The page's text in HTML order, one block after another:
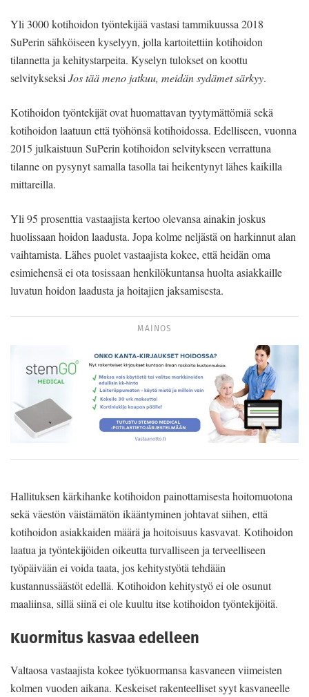
Yli 3000 kotihoidon työntekijää vastasi tammikuussa 2018
SuPerin sähköiseen kyselyyn, jolla kartoitettiin kotihoidon
tilannetta ja kehitystarpeita. Kyselyn tulokset on koottu
selvitykseksi Jos tää meno jatkuu, meidän sydämet särkyy.
Kotihoidon työntekijät ovat huomattavan tyytymättömiä sekä
kotihoidon laatuun että työhönsä kotihoidossa. Edelliseen, vuonna
2015 julkaistuun SuPerin kotihoidon selvitykseen verrattuna
tilanne on pysynyt samalla tasolla tai heikentynyt lähes kaikilla
mittareilla.
Yli 95 prosenttia vastaajista kertoo olevansa ainakin joskus
huolissaan hoidon laadusta. Jopa kolme neljästä on harkinnut alan
vaihtamista. Lähes puolet vastaajista kokee, että heidän oma
esimiehensä ei ota tosissaan henkilökuntansa huolta asiakkaille
luvatun hoidon laadusta ja hoitajien jaksamisesta.
MAINOS
Hallituksen kärkihanke kotihoidon painottamisesta hoitomuotona
sekä väestön väistämätön ikääntyminen johtavat siihen, että
kotihoidon asiakkaiden määrä ja hoitoisuus kasvavat. Kotihoidon
laatua ja työntekijöiden oikeutta turvalliseen ja terveelliseen
työpäivään ei voida taata, jos kehitystyötä tehdään
kustannussäästöt edellä. Kotihoidon kehitystyö ei ole osunut
maaliinsa, sillä siinä ei ole kuultu itse kotihoidon työntekijöitä.
Kuormitus kasvaa edelleen
Valtaosa vastaajista kokee työkuormansa kasvaneen viimeisten
kolmen vuoden aikana. Keskeiset rakenteelliset syyt kasvaneelle